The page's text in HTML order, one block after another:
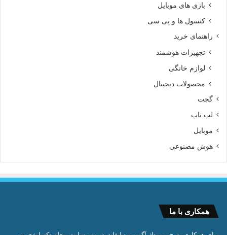
بازی های موبایل
کنسول ها و پی سی
راهنمای خرید
تجهیزات هوشمند
لوازم خانگی
محصولات دیجیتال
گجت
لپ تاپ
موبایل
هوش مصنوعی
همکاری با ما